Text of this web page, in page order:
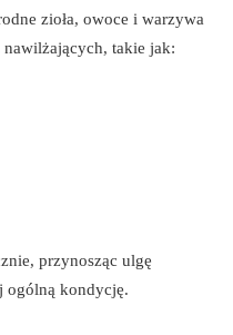
zioła, owoce i warzywa
nawilżających, takie jak:
przynosząc ulgę
ogólną kondycję.